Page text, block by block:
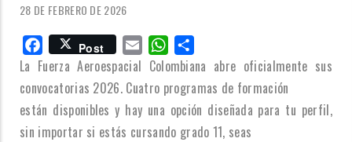
28 DE FEBRERO DE 2026
FacebookPost Email WhatsApp
La Fuerza Aeroespacial Colombiana abre oficialmente sus
convocatorias 2026. Cuatro programas de formación
están disponibles y hay una opción diseñada para tu perfil,
sin importar si estás cursando grado 11, seas